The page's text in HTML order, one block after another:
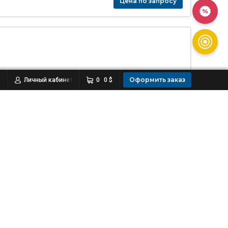
Цена по запросу
Оформить заказ
0 0 $
Личный кабинет